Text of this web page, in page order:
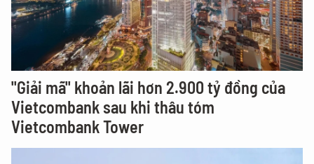
"Giải mã" khoản lãi hơn 2.900 tỷ đồng của
Vietcombank sau khi thâu tóm
Vietcombank Tower